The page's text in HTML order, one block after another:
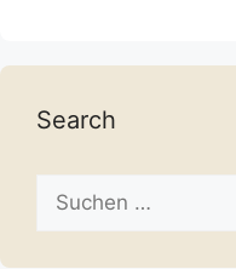
Search
nach: